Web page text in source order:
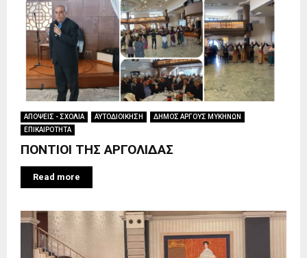
ΑΠΟΨΕΙΣ - ΣΧΟΛΙΑ ΑΥΤΟΔΙΟΙΚΗΣΗ
ΔΗΜΟΣ ΑΡΓΟΥΣ ΜΥΚΗΝΩΝ
ΕΠΙΚΑΙΡΟΤΗΤΑ
ΠΟΝΤΙΟΙ ΤΗΣ ΑΡΓΟΛΙΔΑΣ
Read more